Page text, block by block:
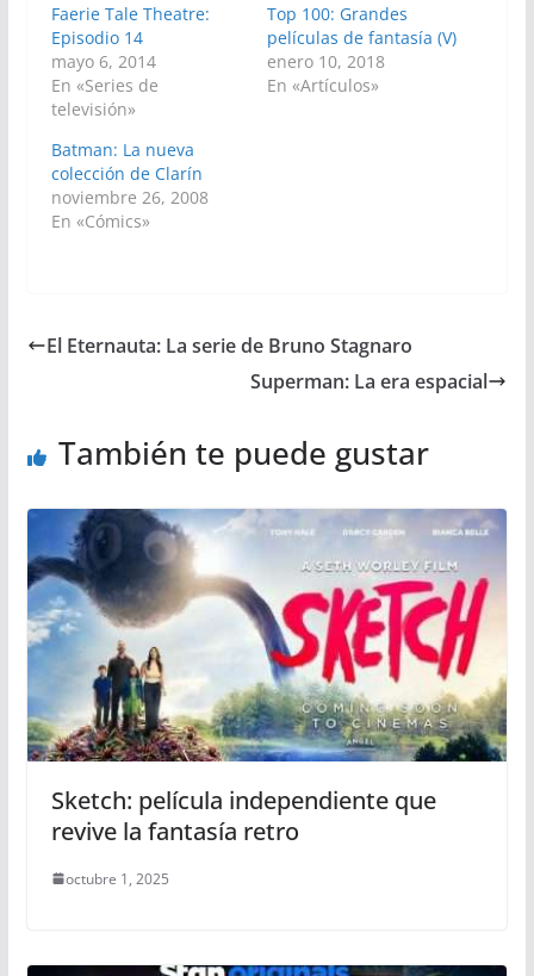
Faerie Tale Theatre:
Episodio 14
mayo 6, 2014
En «Series de
televisión»
Top 100: Grandes
películas de fantasía (V)
enero 10, 2018
En «Artículos»
Batman: La nueva
colección de Clarín
noviembre 26, 2008
En «Cómics»
El Eternauta: La serie de Bruno Stagnaro
Superman: La era espacial
También te puede gustar
Sketch: película independiente que
revive la fantasía retro
octubre 1, 2025